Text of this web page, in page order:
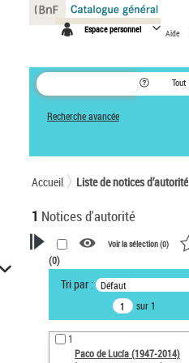
Espace personnel Aide
Tout
Recherche avancée
Accueil Liste de notices d’autorité
1 Notices d'autorité
VOTRE RECHERCHE
Recherche avancée dans les
notices d’autorité
Œuvres liées à l'auteur :
Paco de Lucía (1947-2014)
Voir la sélection (0)
(0)
Tri par : Défaut
sur 1
1
Paco de Lucía (1947-2014)
Panneau de gestion des cookies